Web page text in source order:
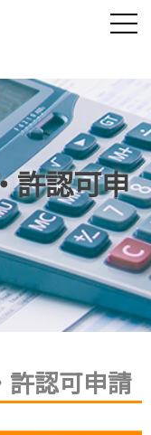
許認可申
許認可申請